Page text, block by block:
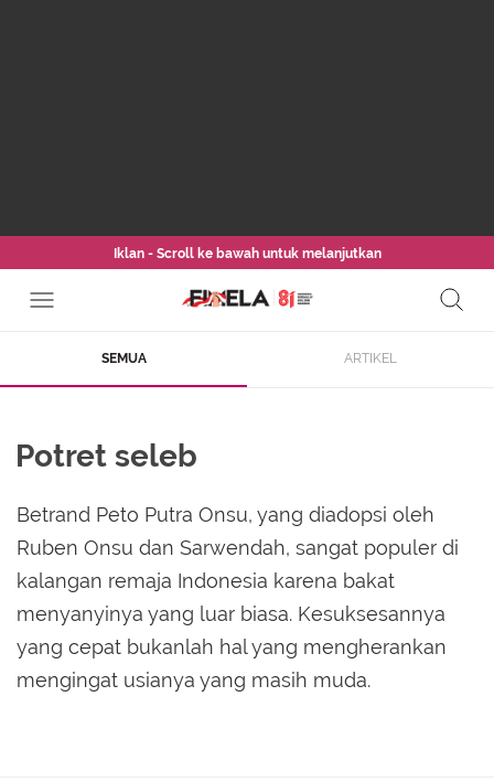
Iklan - Scroll ke bawah untuk melanjutkan
SEMUA ARTIKEL
Potret seleb
Betrand Peto Putra Onsu, yang diadopsi oleh
Ruben Onsu dan Sarwendah, sangat populer di
kalangan remaja Indonesia karena bakat
menyanyinya yang luar biasa. Kesuksesannya
yang cepat bukanlah hal yang mengherankan
mengingat usianya yang masih muda.